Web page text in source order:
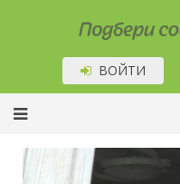
Подбери собаку!
ВОЙТИ